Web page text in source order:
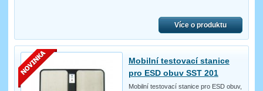
Více o produktu
Mobilní testovací stanice
pro ESD obuv SST 201
Mobilní testovací stanice pro ESD obuv,